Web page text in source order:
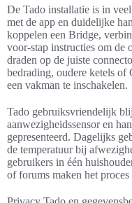
De Tado installatie is in
met de app en duidelijke
koppelen een Bridge,
voor-stap instructies om de
draden op de juiste
bedrading, oudere ketels of
een vakman te inschakelen.
Tado gebruiksvriendelijk
aanwezigheidssensor en
gepresenteerd. Dagelijks
de temperatuur bij
gebruikers in één
of forums maken het